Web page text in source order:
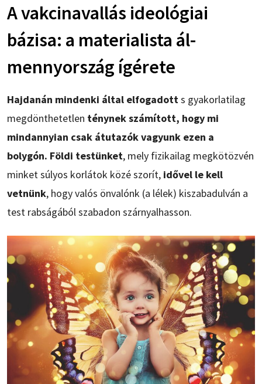
A vakcinavallás ideológiai
bázisa: a materialista ál-
mennyország ígérete
Hajdanán mindenki által elfogadotts gyakorlatilag
megdönthetetlen ténynek számított, hogy mi
mindannyian csak átutazók vagyunk ezen a
bolygón. Földi testünket, mely fizikailag megkötözvén
minket súlyos korlátok közé szorít, idővel le kell
vetnünk, hogy valós önvalónk (a lélek) kiszabadulván a
test rabságából szabadon szárnyalhasson.